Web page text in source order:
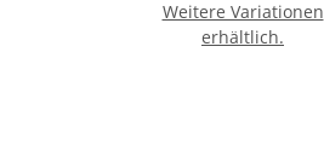
Weitere Variationen
erhältlich.